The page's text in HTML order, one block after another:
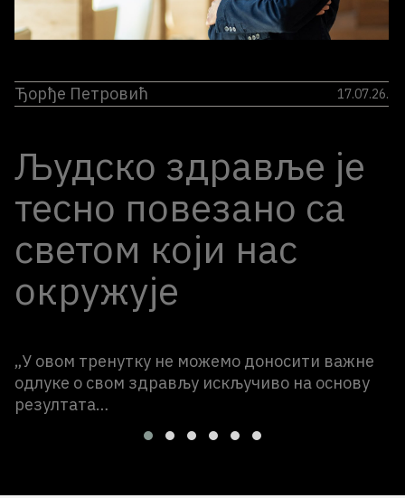
Ђорђе Петровић 17.07.26.
Људско здравље је
тесно повезано са
светом који нас
окружује
„У овом тренутку не можемо доносити важне
одлуке о свом здрављу искључиво на основу
резултата…